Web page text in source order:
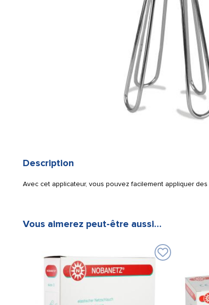
Description
Avec cet applicateur, vous pouvez facilement appliquer
Vous aimerez peut-être aussi…